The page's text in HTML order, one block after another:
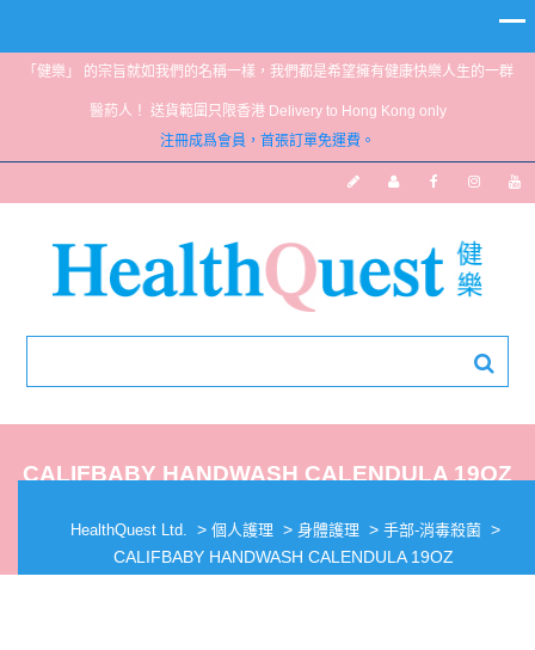
「健樂」 的宗旨就如我們的名稱一樣，我們都是希望擁有健康快樂人生的一群
醫葯人！ 送貨範圍只限香港 Delivery to Hong Kong only
注冊成爲會員，首張訂單免運費。
CALIFBABY HANDWASH CALENDULA 19OZ
HealthQuest Ltd. > 個人護理 > 身體護理 > 手部-消毒殺菌 >
CALIFBABY HANDWASH CALENDULA 19OZ